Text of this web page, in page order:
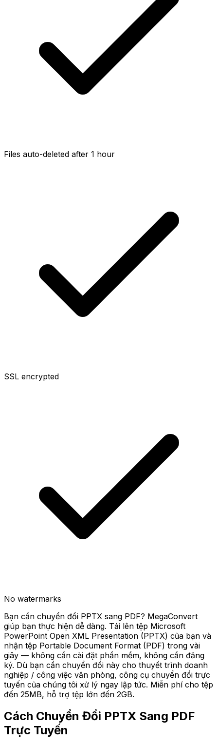
Files auto-deleted after 1 hour
SSL encrypted
No watermarks
Bạn cần chuyển đổi PPTX sang PDF? MegaConvert
giúp bạn thực hiện dễ dàng. Tải lên tệp Microsoft
PowerPoint Open XML Presentation (PPTX) của bạn và
nhận tệp Portable Document Format (PDF) trong vài
giây — không cần cài đặt phần mềm, không cần đăng
ký. Dù bạn cần chuyển đổi này cho thuyết trình doanh
nghiệp / công việc văn phòng, công cụ chuyển đổi trực
tuyến của chúng tôi xử lý ngay lập tức. Miễn phí cho tệp
đến 25MB, hỗ trợ tệp lớn đến 2GB.
Cách Chuyển Đổi PPTX Sang PDF
Trực Tuyến